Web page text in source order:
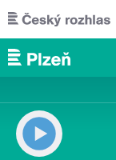
Přejít k hlavnímu